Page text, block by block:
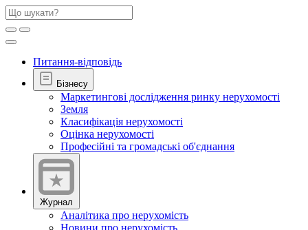
Питання-відповідь
Бізнесу
Маркетингові дослідження ринку нерухомості
Земля
Класифікація нерухомості
Оцінка нерухомості
Професійні та громадські об'єднання
Журнал
Аналітика про нерухомість
Новини про нерухомість